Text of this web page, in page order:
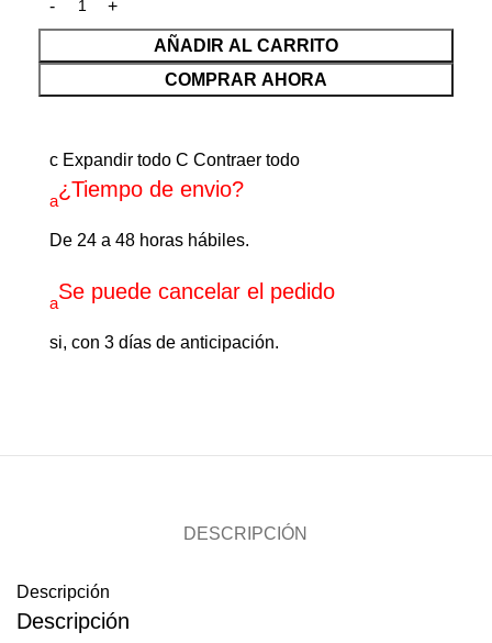
c Expandir todo C Contraer todo
a¿Tiempo de envio?
De 24 a 48 horas hábiles.
aSe puede cancelar el pedido
si, con 3 días de anticipación.
AÑADIR AL CARRITO
COMPRAR AHORA
DESCRIPCIÓN
Descripción
Descripción